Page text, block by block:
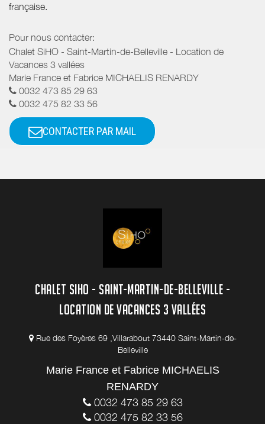
française.
Pour nous contacter:
Chalet SiHO - Saint-Martin-de-Belleville - Location de
Vacances 3 vallées
Marie France et Fabrice MICHAELIS RENARDY
0032 473 85 29 63
0032 475 82 33 56
CONTACTER PAR MAIL
CHALET SIHO - SAINT-MARTIN-DE-BELLEVILLE -
LOCATION DE VACANCES 3 VALLÉES
Rue des Foyères 69 ,Villarabout 73440 Saint-Martin-de-
Belleville
Marie France et Fabrice MICHAELIS
RENARDY
0032 473 85 29 63
0032 475 82 33 56